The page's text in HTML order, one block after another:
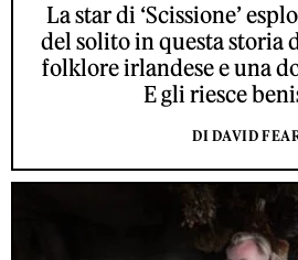
La star di ‘Scissione’
del solito in questa storia
folklore irlandese e una
E gli riesce
DI DAVID